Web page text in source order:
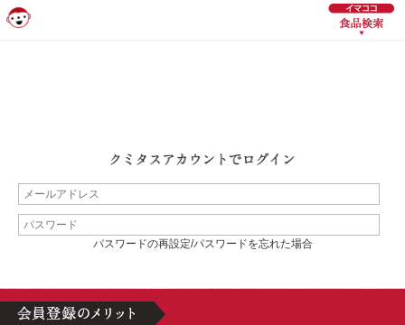
パスワードの再設定/パスワードを忘れた場合